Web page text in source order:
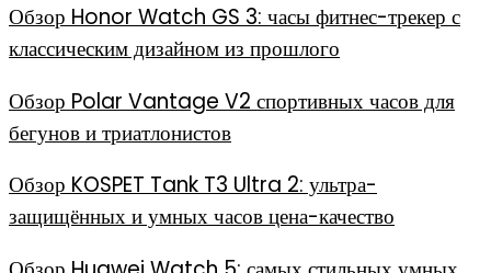
Обзор Honor Watch GS 3: часы фитнес-трекер с
классическим дизайном из прошлого
Обзор Polar Vantage V2 спортивных часов для
бегунов и триатлонистов
Обзор KOSPET Tank T3 Ultra 2: ультра-
защищённых и умных часов цена-качество